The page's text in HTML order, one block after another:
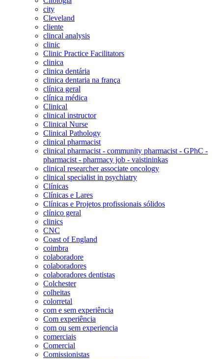
city
Cleveland
cliente
clincal analysis
clinic
Clinic Practice Facilitators
clinica
clinica dentária
clinica dentaria na frança
clínica geral
clínica médica
Clinical
clinical instructor
Clinical Nurse
Clinical Pathology
clinical pharmacist
clinical pharmacist - community pharmacist - GPhC -
pharmacist - pharmacy job - vaistininkas
clinical researcher associate oncology
clinical specialist in psychiatry
Clínicas
Clínicas e Lares
Clínicas e Projetos profissionais sólidos
clínico geral
clinics
CNC
Coast of England
coimbra
colaboradore
colaboradores
colaboradores dentistas
Colchester
colheitas
colorretal
com e sem experiência
Com experiência
com ou sem experiencia
comerciais
Comercial
Comissionistas